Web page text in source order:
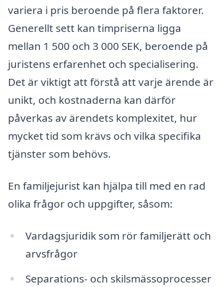
variera i pris beroende på flera faktorer.
Generellt sett kan timpriserna ligga
mellan 1 500 och 3 000 SEK, beroende på
juristens erfarenhet och specialisering.
Det är viktigt att förstå att varje ärende är
unikt, och kostnaderna kan därför
påverkas av ärendets komplexitet, hur
mycket tid som krävs och vilka specifika
tjänster som behövs.
En familjejurist kan hjälpa till med en rad
olika frågor och uppgifter, såsom:
Vardagsjuridik som rör familjerätt och
arvsfrågor
Separations- och skilsmässoprocesser